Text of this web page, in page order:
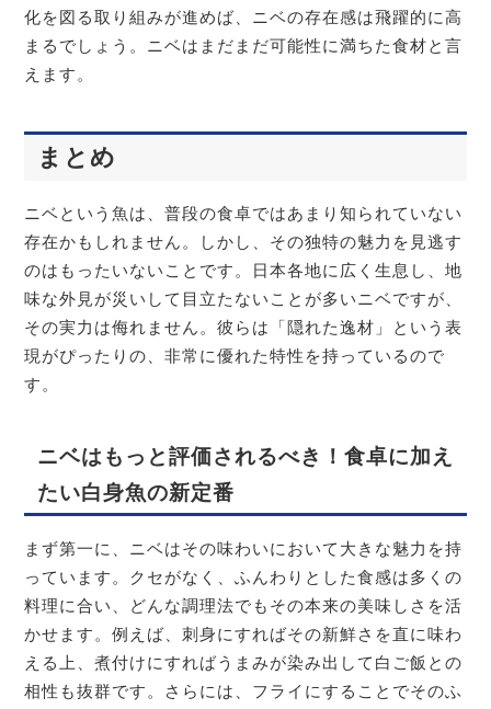
化を図る取り組みが進めば、ニベの存在感は飛躍的に高
まるでしょう。ニベはまだまだ可能性に満ちた食材と言
えます。
まとめ
ニベという魚は、普段の食卓ではあまり知られていない
存在かもしれません。しかし、その独特の魅力を見逃す
のはもったいないことです。日本各地に広く生息し、地
味な外見が災いして目立たないことが多いニベですが、
その実力は侮れません。彼らは「隠れた逸材」という表
現がぴったりの、非常に優れた特性を持っているので
す。
ニベはもっと評価されるべき！食卓に加え
たい白身魚の新定番
まず第一に、ニベはその味わいにおいて大きな魅力を持
っています。クセがなく、ふんわりとした食感は多くの
料理に合い、どんな調理法でもその本来の美味しさを活
かせます。例えば、刺身にすればその新鮮さを直に味わ
える上、煮付けにすればうまみが染み出して白ご飯との
相性も抜群です。さらには、フライにすることでそのふ